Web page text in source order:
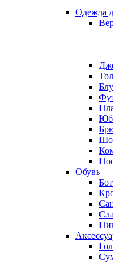
Одежда
Обувь